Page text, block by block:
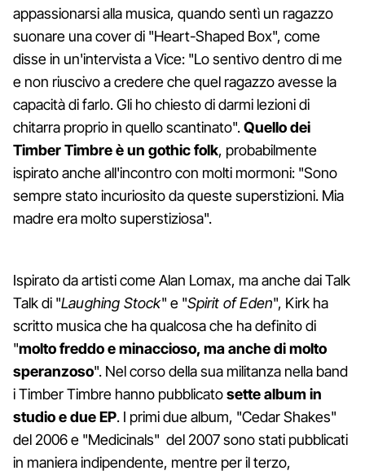
appassionarsi alla musica, quando sentì un ragazzo
suonare una cover di "Heart-Shaped Box", come
disse in un'intervista a Vice: "Lo sentivo dentro di me
e non riuscivo a credere che quel ragazzo avesse la
capacità di farlo. Gli ho chiesto di darmi lezioni di
chitarra proprio in quello scantinato".Quello dei
Timber Timbre è un gothic folk, probabilmente
ispirato anche all'incontro con molti mormoni: "Sono
sempre stato incuriosito da queste superstizioni. Mia
madre era molto superstiziosa".
Ispirato da artisti come Alan Lomax, ma anche dai Talk
Talk di "Laughing Stock" e "Spirit of Eden", Kirk ha
scritto musica che ha qualcosa che ha definito di
"molto freddo e minaccioso, ma anche di molto
speranzoso". Nel corso della sua militanza nella band
i Timber Timbre hanno pubblicatosette album in
studio e due EP. I primi due album, "Cedar Shakes"
del 2006 e "Medicinals" del 2007 sono stati pubblicati
in maniera indipendente, mentre per il terzo,